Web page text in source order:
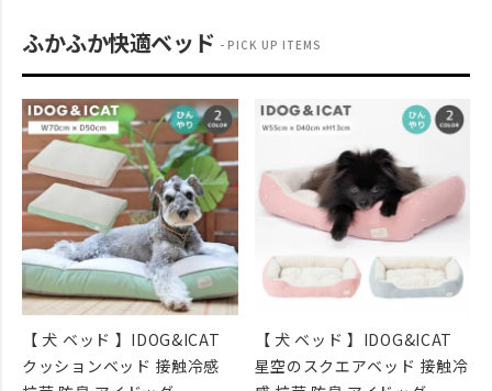
ふかふか快適ベッド PICK UP ITEMS
【 犬 ベッド 】IDOG&ICAT
クッションベッド 接触冷感
【 犬 ベッド 】IDOG&ICAT
星空のスクエアベッド 接触冷